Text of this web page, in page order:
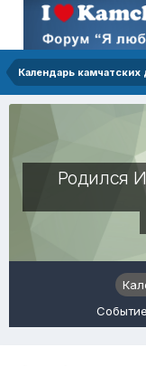
Календарь камчатских
Родился